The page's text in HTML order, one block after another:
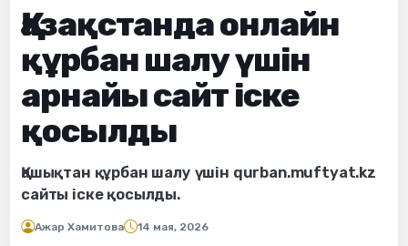
Қазақстанда онлайн
құрбан шалу үшін
арнайы сайт іске
қосылды
Қашықтан құрбан шалу үшін qurban.muftyat.kz
сайты іске қосылды.
Ажар Хамитова 14 мая, 2026